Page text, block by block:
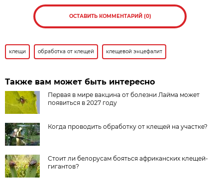
ОСТАВИТЬ КОММЕНТАРИЙ (0)
клещи обработка от клещей клещевой энцефалит
Также вам может быть интересно
Первая в мире вакцина от болезни Лайма может
появиться в 2027 году
Когда проводить обработку от клещей на участке?
Стоит ли белорусам бояться африканских клещей-
гигантов?